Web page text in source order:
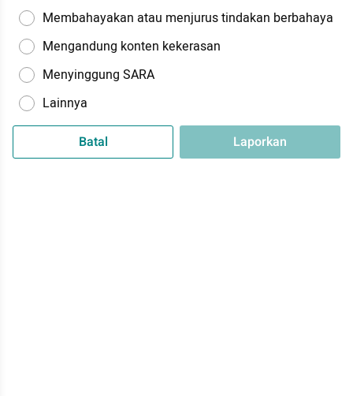
Membahayakan atau menjurus tindakan berbahaya
Mengandung konten kekerasan
Menyinggung SARA
Lainnya
Batal Laporkan